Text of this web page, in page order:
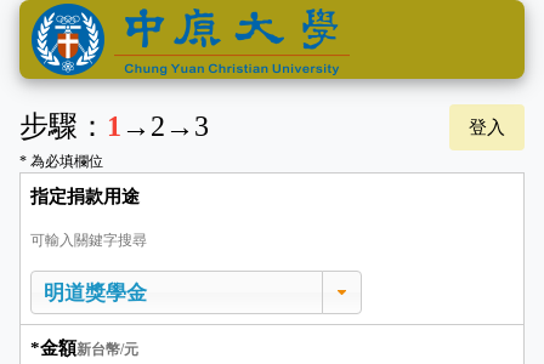
步驟： 1→ 2→ 3 登入
* 為必填欄位
指定捐款用途
可輸入關鍵字搜尋
*金額新台幣/元